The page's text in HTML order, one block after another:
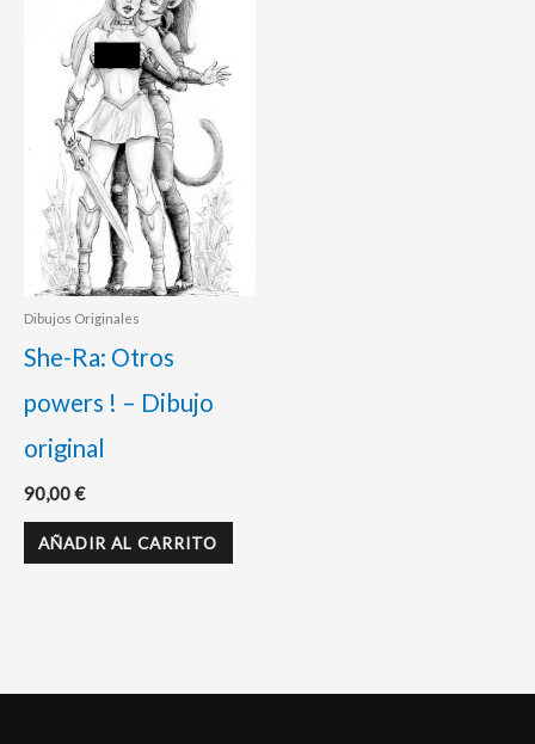
Dibujos Originales
She-Ra: Otros
powers ! – Dibujo
original
90,00€
AÑADIR AL CARRITO